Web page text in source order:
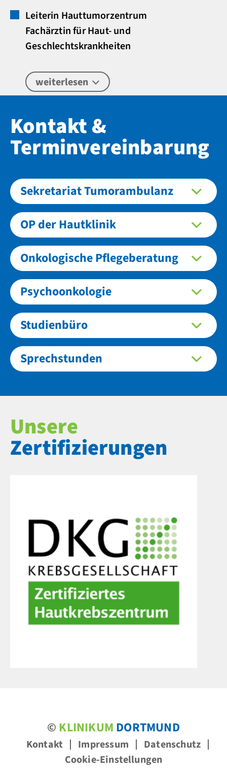
Leiterin Hauttumorzentrum
Fachärztin für Haut- und
Geschlechtskrankheiten
weiterlesen
Kontakt &
Terminvereinbarung
Sekretariat Tumorambulanz
OP der Hautklinik
Onkologische Pflegeberatung
Psychoonkologie
Studienbüro
Sprechstunden
Unsere
Zertifizierungen
© KLINIKUM DORTMUND
Kontakt Impressum
Datenschutz
Cookie-Einstellungen